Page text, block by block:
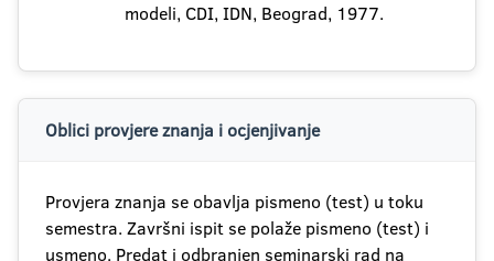
modeli, CDI, IDN, Beograd, 1977.
Oblici provjere znanja i ocjenjivanje
Provjera znanja se obavlja pismeno (test) u toku
semestra. Završni ispit se polaže pismeno (test) i
usmeno. Predat i odbranjen seminarski rad na